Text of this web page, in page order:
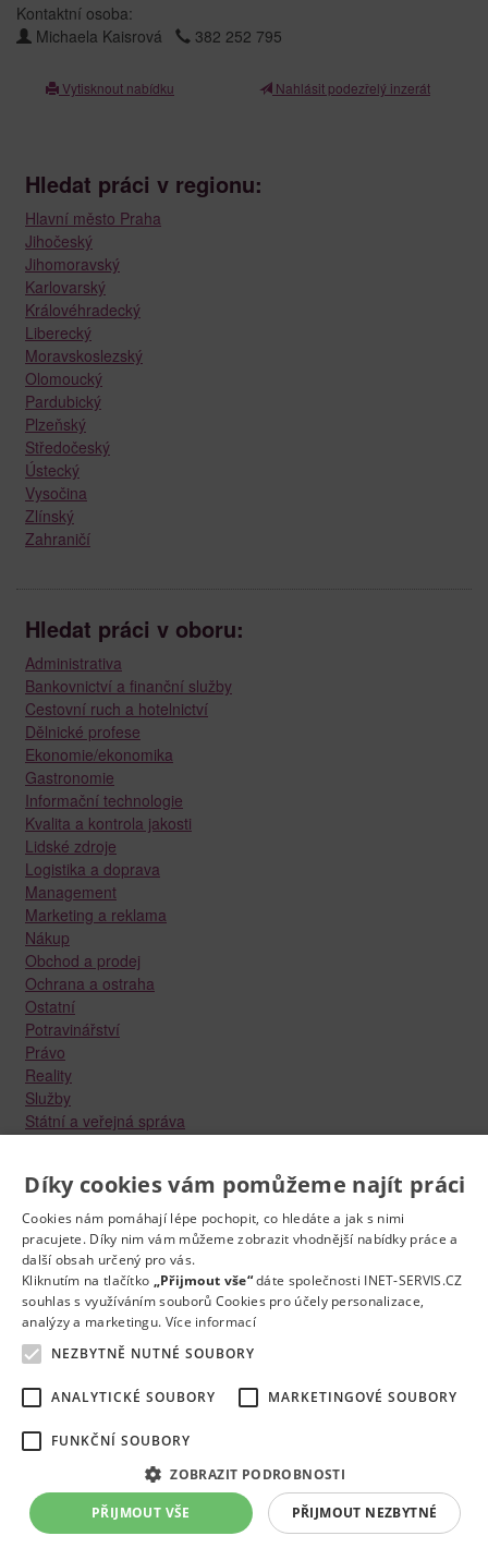
Kontaktní osoba:
Michaela Kaisrová
382 252 795
Vytisknout nabídku Nahlásit podezřelý inzerát
Hledat práci v regionu:
Hlavní město Praha
Jihočeský
Jihomoravský
Karlovarský
Královéhradecký
Liberecký
Moravskoslezský
Olomoucký
Pardubický
Plzeňský
Středočeský
Ústecký
Vysočina
Zlínský
Zahraničí
Hledat práci v oboru:
Administrativa
Bankovnictví a finanční služby
Cestovní ruch a hotelnictví
Dělnické profese
Ekonomie/ekonomika
Gastronomie
Informační technologie
Kvalita a kontrola jakosti
Lidské zdroje
Logistika a doprava
Management
Marketing a reklama
Nákup
Obchod a prodej
Ochrana a ostraha
Ostatní
Potravinářství
Právo
Reality
Služby
Státní a veřejná správa
Technika a elektrotechnika
Tvůrčí práce a design
Výroba
Vzdělávání a školství
Zdravotnictví
Zemědělství, lesnictví a vodní hospodářství
Kontakt Práce na e-mail
Nastavení cookies
© 2022Správnýkrok.cz
Mapa stránek
Díky cookies vám pomůžeme najít práci
Cookies nám pomáhají lépe pochopit, co hledáte a jak s nimi
pracujete. Díky nim vám můžeme zobrazit vhodnější nabídky práce a
další obsah určený pro vás.
Kliknutím na tlačítko „Přijmout vše“dáte společnosti INET-SERVIS.CZ
souhlas s využíváním souborů Cookies pro účely personalizace,
analýzy a marketingu. Více informací
NEZBYTNĚ NUTNÉ SOUBORY
ANALYTICKÉ SOUBORY MARKETINGOVÉ SOUBORY
FUNKČNÍ SOUBORY
ZOBRAZIT PODROBNOSTI
PŘIJMOUT VŠE PŘIJMOUT NEZBYTNÉ